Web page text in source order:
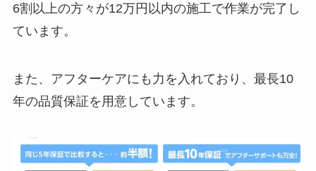
6割以上の方々が12万円以内の施工で作業が完了し
ています。
また、アフターケアにも力を入れており、最長10
年の品質保証を用意しています。